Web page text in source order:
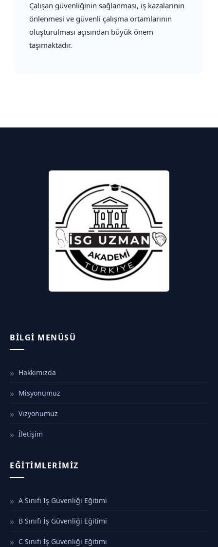
Çalışan güvenliğinin sağlanması, iş kazalarının
önlenmesi ve güvenli çalışma ortamlarının
oluşturulması açısından büyük önem
taşımaktadır.
BILGI MENÜSÜ
Hakkımızda
Misyonumuz
Vizyonumuz
İletişim
EĞITIMLERIMIZ
A Sınıfı İş Güvenliği Eğitimi
B Sınıfı İş Güvenliği Eğitimi
C Sınıfı İş Güvenliği Eğitimi